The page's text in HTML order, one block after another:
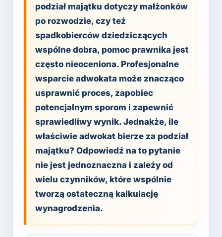
podział majątku dotyczy małżonków
po rozwodzie, czy też
spadkobierców dziedziczących
wspólne dobra, pomoc prawnika jest
często nieoceniona. Profesjonalne
wsparcie adwokata może znacząco
usprawnić proces, zapobiec
potencjalnym sporom i zapewnić
sprawiedliwy wynik. Jednakże, ile
właściwie adwokat bierze za podział
majątku? Odpowiedź na to pytanie
nie jest jednoznaczna i zależy od
wielu czynników, które wspólnie
tworzą ostateczną kalkulację
wynagrodzenia.